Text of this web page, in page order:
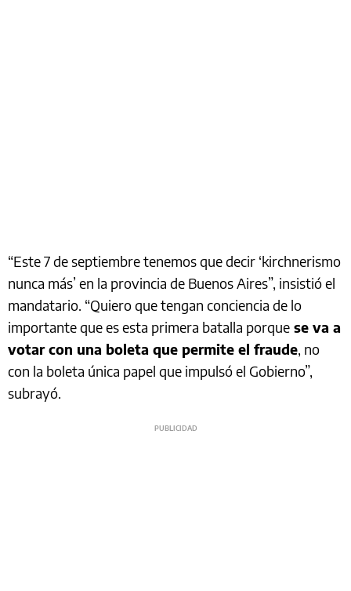
“Este 7 de septiembre tenemos que decir ‘kirchnerismo
nunca más’ en la provincia de Buenos Aires”, insistió el
mandatario. “Quiero que tengan conciencia de lo
importante que es esta primera batalla porque se va a
votar con una boleta que permite el fraude, no
con la boleta única papel que impulsó el Gobierno”,
subrayó.